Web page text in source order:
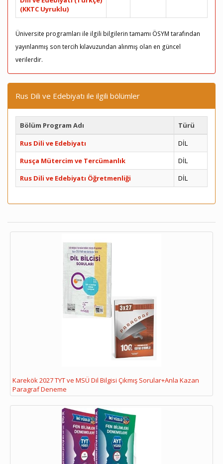
(KKTC Uyruklu)
Üniversite programları ile ilgili bilgilerin tamamı ÖSYM tarafından
yayınlanmış son tercih kılavuzundan alınmış olan en güncel
verilerdir.
Rus Dili ve Edebiyatı ile ilgili bölümler
Bölüm Program Adı
Türü
Rus Dili ve Edebiyatı
DİL
Rusça Mütercim ve Tercümanlık
DİL
Rus Dili ve Edebiyatı Öğretmenliği
DİL
Karekök 2027 TYT ve MSÜ Dil Bilgisi Çıkmış Sorular+Anla Kazan
Paragraf Deneme